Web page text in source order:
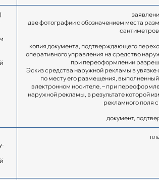
две фотографии с обозначением места
копия документа, подтверждающего
оперативного управления на средство
при переоформлении
Эскиз средства наружной рекламы в
по месту его размещения,
электронном носителе, – при
наружной рекламы, в результате которой
рекламного поля
документ,